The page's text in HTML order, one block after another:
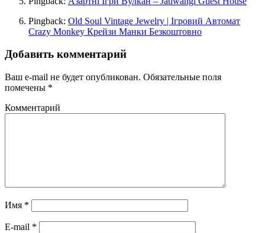
Pingback: Old Soul Vintage Jewelry | Ігровий Автомат
Crazy Monkey Крейзи Манки Безкоштовно
Добавить комментарий
Ваш e-mail не будет опубликован. Обязательные поля
помечены *
Комментарий
Имя *
E-mail *